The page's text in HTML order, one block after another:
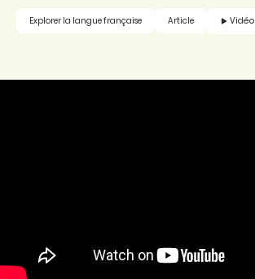
Explorer la langue française Article Vidéo